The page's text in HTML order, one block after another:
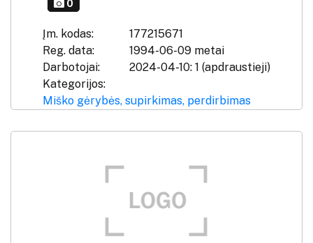
0
Įm. kodas:
177215671
Reg. data:
1994-06-09 metai
Darbotojai:
2024-04-10: 1 (apdraustieji)
Kategorijos:
Miško gėrybės, supirkimas, perdirbimas